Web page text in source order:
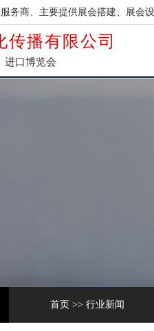
务商、主要提供展会搭建、展会设
传播有限公司
进口博览会
首页 >> 行业新闻